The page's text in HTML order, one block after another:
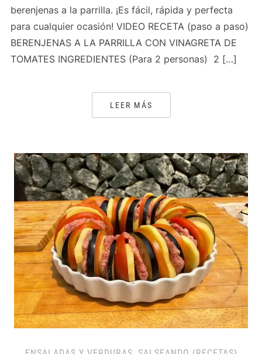
berenjenas a la parrilla. ¡Es fácil, rápida y perfecta
para cualquier ocasión! VIDEO RECETA (paso a paso)
BERENJENAS A LA PARRILLA CON VINAGRETA DE
TOMATES INGREDIENTES (Para 2 personas) 2 […]
LEER MÁS